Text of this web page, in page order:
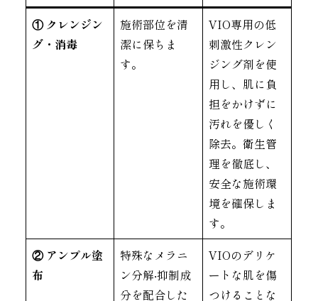
① クレンジン
グ・消毒
施術部位を清
潔に保ちま
す。
VIO専用の低
刺激性クレン
ジング剤を使
用し、肌に負
担をかけずに
汚れを優しく
除去。衛生管
理を徹底し、
安全な施術環
境を確保しま
す。
② アンプル塗
布
特殊なメラニ
ン分解‧抑制成
分を配合した
VIOのデリケ
ートな肌を傷
つけることな